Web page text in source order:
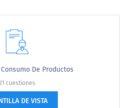
De Productos
cuestiones
DE VISTA